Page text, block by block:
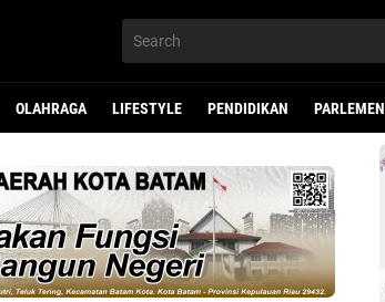
OLAHRAGA LIFESTYLE PENDIDIKAN PARLEMEN